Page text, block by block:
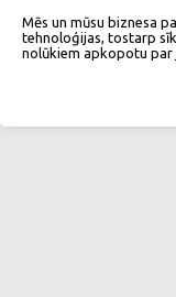
Mēs un mūsu biznesa
tehnoloģijas, tostarp
nolūkiem apkopotu par